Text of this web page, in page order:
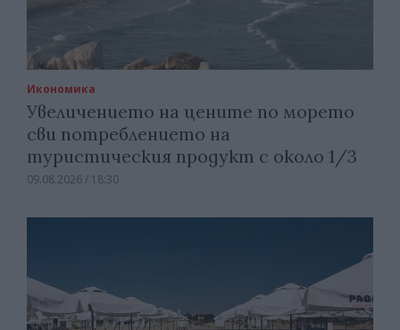
Икономика
Увеличението на цените по морето
сви потреблението на
туристическия продукт с около 1/3
09.08.2026 / 18:30